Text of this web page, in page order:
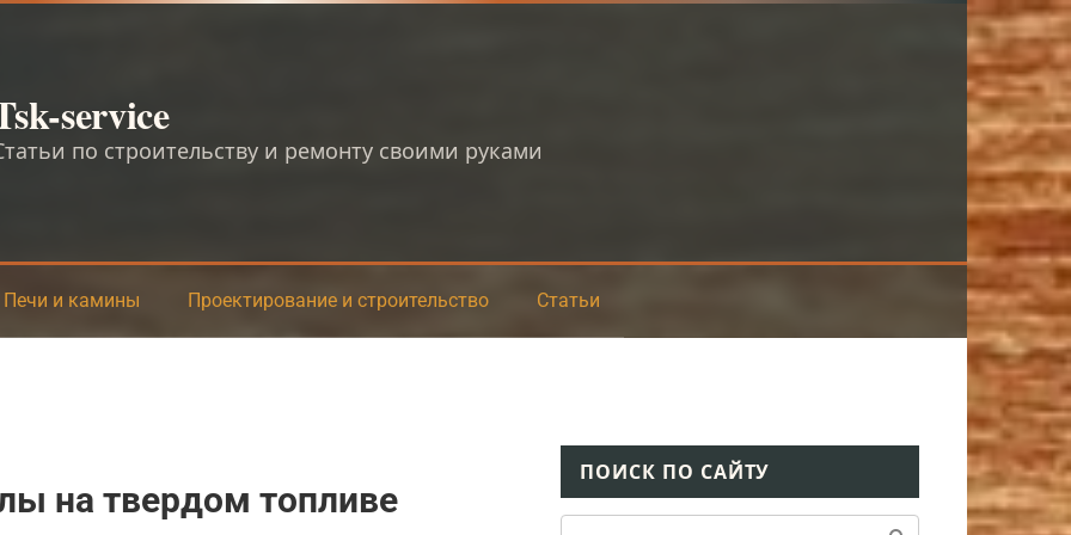
service
по строительству и ремонту своими руками
Печи и камины Проектирование и строительство Статьи
на твердом топливе
ПОИСК ПО САЙТУ